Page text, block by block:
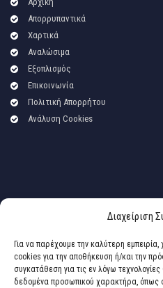
Διαχείριση
Για να παρέχουμε την καλύτερη
cookies για την αποθήκευση ή/και την
συγκατάθεση για τις εν λόγω
δεδομένα προσωπικού χαρακτήρα, όπως
Απορρυπαντικά
Χαρτικά
Αναλώσιμα
Εξοπλισμός
Επικοινωνία
Πολιτική Απορρήτου
Ανάλυση Cookies
© 2017 vekrisvemac
. All rights
reserved. Powered by |